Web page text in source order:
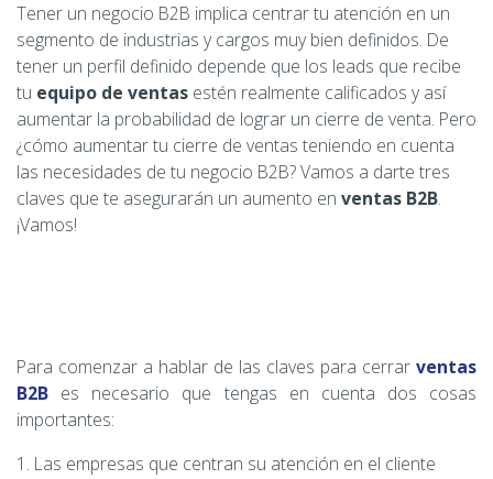
Tener un negocio B2B implica centrar tu atención en un
segmento de industrias y cargos muy bien definidos. De
tener un perfil definido depende que los leads que recibe
tu equipo de ventas estén realmente calificados y así
aumentar la probabilidad de lograr un cierre de venta. Pero
¿cómo aumentar tu cierre de ventas teniendo en cuenta
las necesidades de tu negocio B2B? Vamos a darte tres
claves que te asegurarán un aumento en ventas B2B.
¡Vamos!
Para comenzar a hablar de las claves para cerrar ventas
B2B es necesario que tengas en cuenta dos cosas
importantes:
1. Las empresas que centran su atención en el cliente